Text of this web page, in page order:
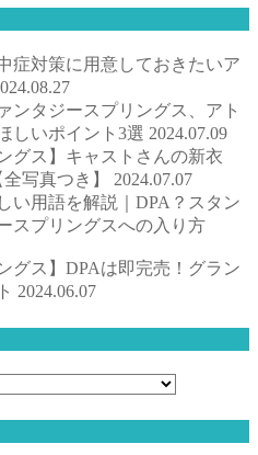
症対策に用意しておきたいア
ンタジースプリングス、アト
しいポイント3選 2024.07.09
グス】キャストさんの新衣
写真つき】 2024.07.07
い用語を解説｜DPA？スタン
スプリングスへの入り方
グス】DPAは即完売！グラン
2024.06.07